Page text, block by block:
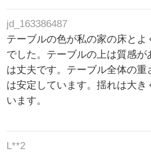
jd_163386487
テーブルの色が私の家の床と
でした。テーブルの上は質感
は丈夫です。テーブル全体の
は安定しています。揺れは大き
います。
L**2